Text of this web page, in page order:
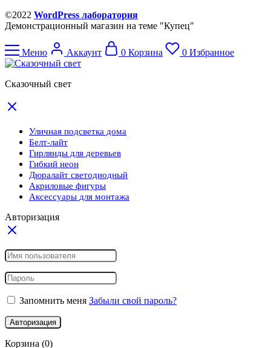
©2022 WordPress лаборатория
Демонстрационный магазин на теме "Купец"
Меню Аккаунт 0 Корзина 0 Избранное
Сказочный свет
Уличная подсветка дома
Белт-лайт
Гирлянды для деревьев
Гибкий неон
Дюралайт светодиодный
Акриловые фигуры
Аксессуары для монтажа
Авторизация
Запомнить меня Забыли свой пароль?
Авторизация
Корзина (0)